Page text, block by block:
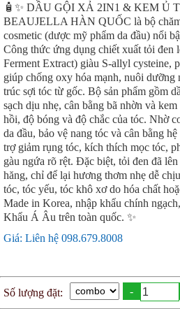
🧴✨ DẦU GỘI XẢ 2IN1 & KEM Ủ
BEAUJELLA HÀN QUỐC là bộ
cosmetic (dược mỹ phẩm da đầu) nổi
Công thức ứng dụng chiết xuất tỏi đen
Ferment Extract) giàu S-allyl cysteine,
giúp chống oxy hóa mạnh, nuôi dưỡng
trúc sợi tóc từ gốc. Bộ sản phẩm gồm
sạch dịu nhẹ, cân bằng bã nhờn và
hồi, độ bóng và độ chắc của tóc. Nhờ
da đầu, bảo vệ nang tóc và cân bằng
trợ giảm rụng tóc, kích thích mọc tóc,
gàu ngứa rõ rệt. Đặc biệt, tỏi đen đã
hăng, chỉ để lại hương thơm nhẹ dễ
tóc, tóc yếu, tóc khô xơ do hóa chất
Made in Korea, nhập khẩu chính
Khẩu Á Âu trên toàn quốc. ✨
Giá: Liên hệ 098.679.8008
Số lượng đặt: -